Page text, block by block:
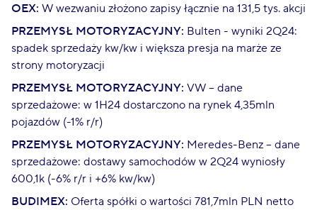
OEX: W wezwaniu złożono zapisy łącznie na 131,5 tys. akcji
PRZEMYSŁ MOTORYZACYJNY: Bulten - wyniki 2Q24:
spadek sprzedaży kw/kw i większa presja na marże ze
strony motoryzacji
PRZEMYSŁ MOTORYZACYJNY: VW – dane
sprzedażowe: w 1H24 dostarczono na rynek 4,35mln
pojazdów (-1% r/r)
PRZEMYSŁ MOTORYZACYJNY: Meredes-Benz – dane
sprzedażowe: dostawy samochodów w 2Q24 wyniosły
600,1k (-6% r/r i +6% kw/kw)
BUDIMEX: Oferta spółki o wartości 781,7mln PLN netto